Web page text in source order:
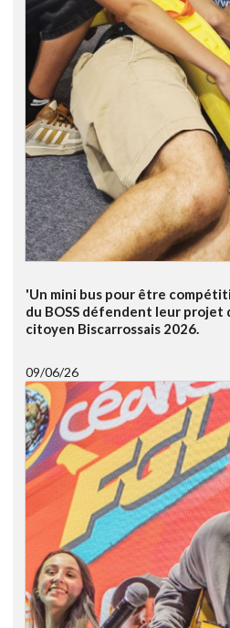
'Un mini bus pour être
du BOSS défendent leur
citoyen Biscarrossais 2026.
09/06/26